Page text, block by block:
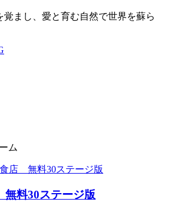
覚まし、愛と育む自然で世界を蘇ら
ム
料30ステージ版